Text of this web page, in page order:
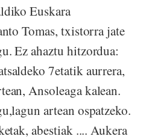
Euskara
Tomas, txistorra jate
Ez ahaztu hitzordua:
7etatik aurrera,
Ansoleaga kalean.
artean ospatzeko.
abestiak .... Aukera